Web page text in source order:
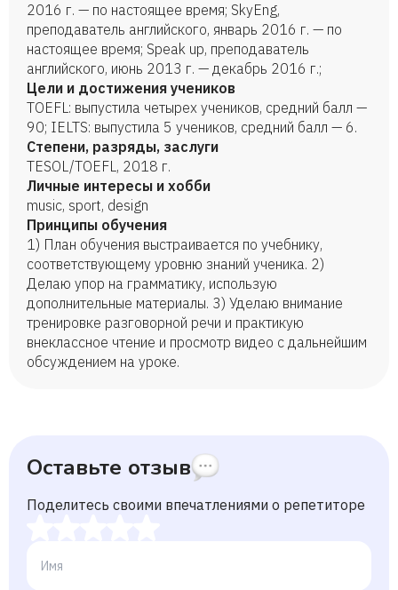
2016 г. — по настоящее время; SkyEng,
преподаватель английского, январь 2016 г. — по
настоящее время; Speak up, преподаватель
английского, июнь 2013 г. — декабрь 2016 г.;
Цели и достижения учеников
TOEFL: выпустила четырех учеников, средний балл —
90; IELTS: выпустила 5 учеников, средний балл — 6.
Степени, разряды, заслуги
TESOL/TОEFL, 2018 г.
Личные интересы и хобби
music, sport, design
Принципы обучения
1) План обучения выстраивается по учебнику,
соответствующему уровню знаний ученика. 2)
Делаю упор на грамматику, использую
дополнительные материалы. 3) Уделаю внимание
тренировке разговорной речи и практикую
внеклассное чтение и просмотр видео с дальнейшим
обсуждением на уроке.
Оставьте отзыв
Поделитесь своими впечатлениями о репетиторе